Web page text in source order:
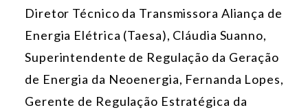
Diretor Técnico da Transmissora Aliança de
Energia Elétrica (Taesa), Cláudia Suanno,
Superintendente de Regulação da Geração
de Energia da Neoenergia, Fernanda Lopes,
Gerente de Regulação Estratégica da